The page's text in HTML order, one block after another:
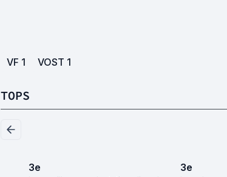
VF 1 VOST 1
TOPS
3e 3e